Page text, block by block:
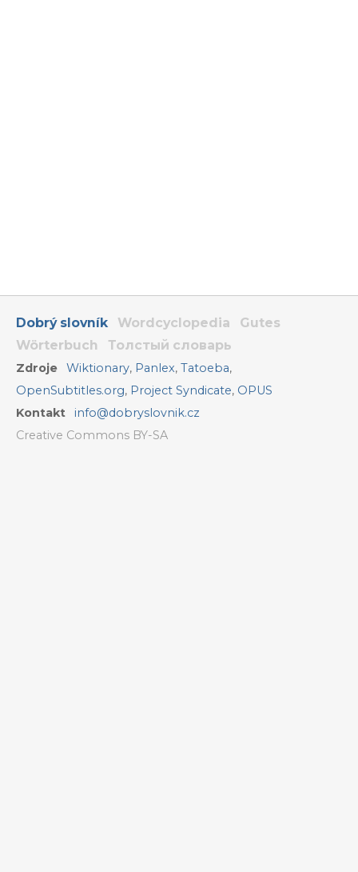
Dobrý slovník Wordcyclopedia
Gutes
Wörterbuch
Толстый словарь
Zdroje Wiktionary, Panlex,Tatoeba,
OpenSubtitles.org, Project Syndicate, OPUS
Kontakt
info@dobryslovnik.cz
Creative Commons BY-SA